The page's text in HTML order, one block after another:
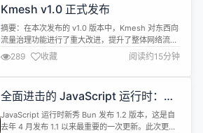
阻止重新发送网络请求的问题（B...
Kmesh v1.0 正式发布
摘要：在本次发布的 v1.0 版本中，Kmesh 对东西向
流量治理功能进行了重大改进，提升了整体网络流量
管理的效率和安全性。 本文分享自华为云社区
《Kmesh v1.0正式发布！稳定易用的高性能
Sidecarless服务网格》 ，作者：云容器大未来。
版本 [1]正式发布。在此，我们对 Kme...
289 收藏 阅读约15分钟
全面进击的 JavaScript 运行时：
Bun 1.2 重磅发布，剑指 Node.js 生
态
JavaScript 运行时新秀 Bun 发布 1.2 版本，这是自
去年 4 月发布 1.1 以来最重要的一次更新。此次更新